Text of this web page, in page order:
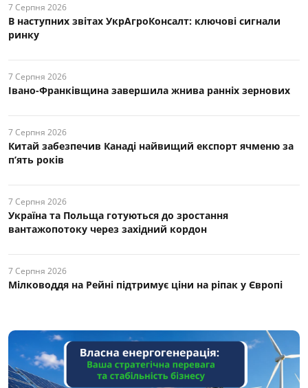
7 Серпня 2026
В наступних звітах УкрАгроКонсалт: ключові cигнали
ринку
7 Серпня 2026
Івано-Франківщина завершила жнива ранніх зернових
7 Серпня 2026
Китай забезпечив Канаді найвищий експорт ячменю за
п’ять років
7 Серпня 2026
Україна та Польща готуються до зростання
вантажопотоку через західний кордон
7 Серпня 2026
Мілководдя на Рейні підтримує ціни на ріпак у Європі